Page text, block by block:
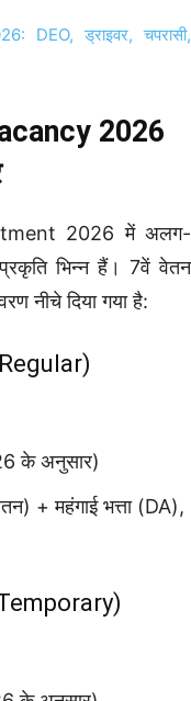
DEO, ड्राइवर, चपरासी,
2026
2026 में अलग-
भिन्न हैं। 7वें वेतन
नीचे दिया गया है:
के अनुसार)
+ महंगाई भत्ता (DA),